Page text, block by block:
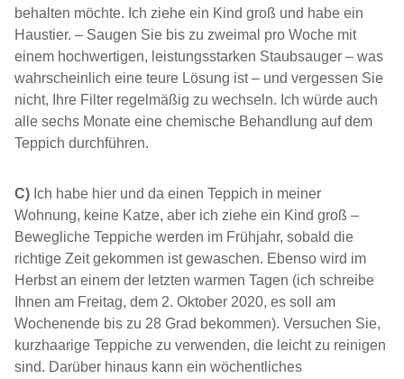
behalten möchte. Ich ziehe ein Kind groß und habe ein
Haustier. – Saugen Sie bis zu zweimal pro Woche mit
einem hochwertigen, leistungsstarken Staubsauger – was
wahrscheinlich eine teure Lösung ist – und vergessen Sie
nicht, Ihre Filter regelmäßig zu wechseln. Ich würde auch
alle sechs Monate eine chemische Behandlung auf dem
Teppich durchführen.
C) Ich habe hier und da einen Teppich in meiner
Wohnung, keine Katze, aber ich ziehe ein Kind groß –
Bewegliche Teppiche werden im Frühjahr, sobald die
richtige Zeit gekommen ist gewaschen. Ebenso wird im
Herbst an einem der letzten warmen Tagen (ich schreibe
Ihnen am Freitag, dem 2. Oktober 2020, es soll am
Wochenende bis zu 28 Grad bekommen). Versuchen Sie,
kurzhaarige Teppiche zu verwenden, die leicht zu reinigen
sind. Darüber hinaus kann ein wöchentliches